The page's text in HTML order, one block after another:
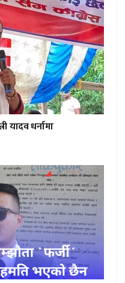
यादव धर्नामा